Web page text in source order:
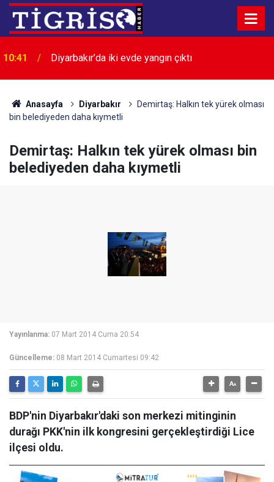
10:20 Batman'da iki otomobil çarpıştı: 7 yaralı
Anasayfa Diyarbakır
Demirtaş: Halkın tek yürek olması
bin belediyeden daha kıymetli
Demirtaş: Halkın tek yürek olması bin
belediyeden daha kıymetli
Yayınlanma: 07 Mart 2014 Cuma 20:54
Güncelleme: 08 Mart 2014 Cumartesi 09:42
BDP'nin Diyarbakır'daki son merkezi mitinginin
durağı PKK'nin ilk kongresini gerçekleştirdiği Lice
ilçesi oldu.